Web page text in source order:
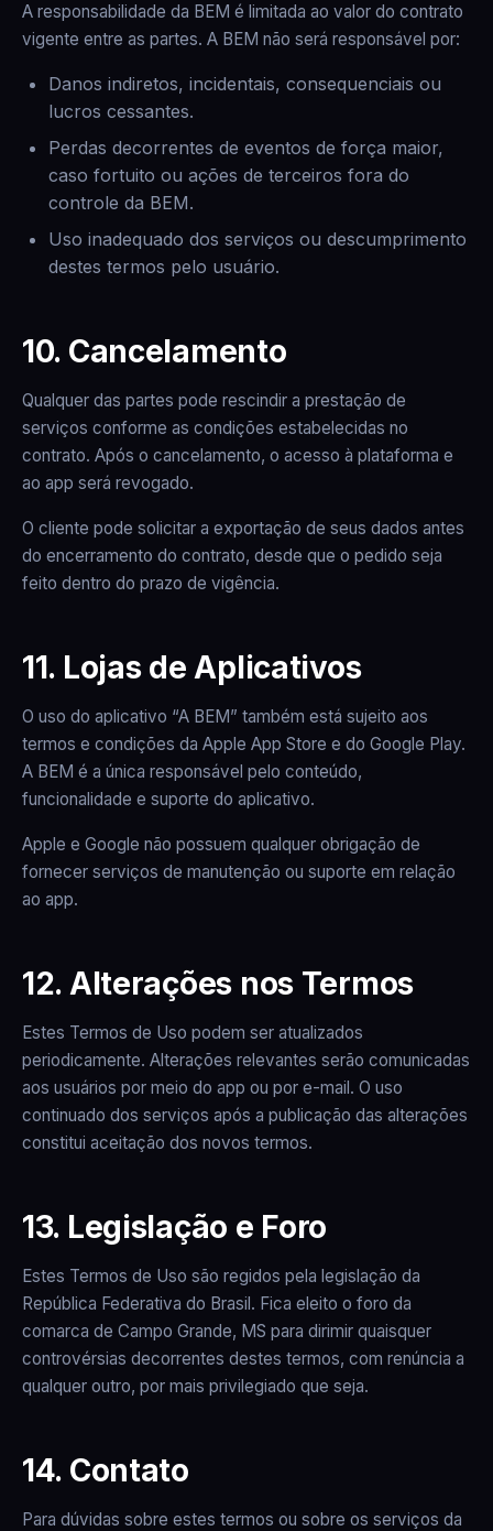
A responsabilidade da BEM é limitada ao valor do contrato
vigente entre as partes. A BEM não será responsável por:
Danos indiretos, incidentais, consequenciais ou
lucros cessantes.
Perdas decorrentes de eventos de força maior,
caso fortuito ou ações de terceiros fora do
controle da BEM.
Uso inadequado dos serviços ou descumprimento
destes termos pelo usuário.
10. Cancelamento
Qualquer das partes pode rescindir a prestação de
serviços conforme as condições estabelecidas no
contrato. Após o cancelamento, o acesso à plataforma e
ao app será revogado.
O cliente pode solicitar a exportação de seus dados antes
do encerramento do contrato, desde que o pedido seja
feito dentro do prazo de vigência.
11. Lojas de Aplicativos
O uso do aplicativo “A BEM” também está sujeito aos
termos e condições da Apple App Store e do Google Play.
A BEM é a única responsável pelo conteúdo,
funcionalidade e suporte do aplicativo.
Apple e Google não possuem qualquer obrigação de
fornecer serviços de manutenção ou suporte em relação
ao app.
12. Alterações nos Termos
Estes Termos de Uso podem ser atualizados
periodicamente. Alterações relevantes serão comunicadas
aos usuários por meio do app ou por e-mail. O uso
continuado dos serviços após a publicação das alterações
constitui aceitação dos novos termos.
13. Legislação e Foro
Estes Termos de Uso são regidos pela legislação da
República Federativa do Brasil. Fica eleito o foro da
comarca de Campo Grande, MS para dirimir quaisquer
controvérsias decorrentes destes termos, com renúncia a
qualquer outro, por mais privilegiado que seja.
14. Contato
Para dúvidas sobre estes termos ou sobre os serviços da